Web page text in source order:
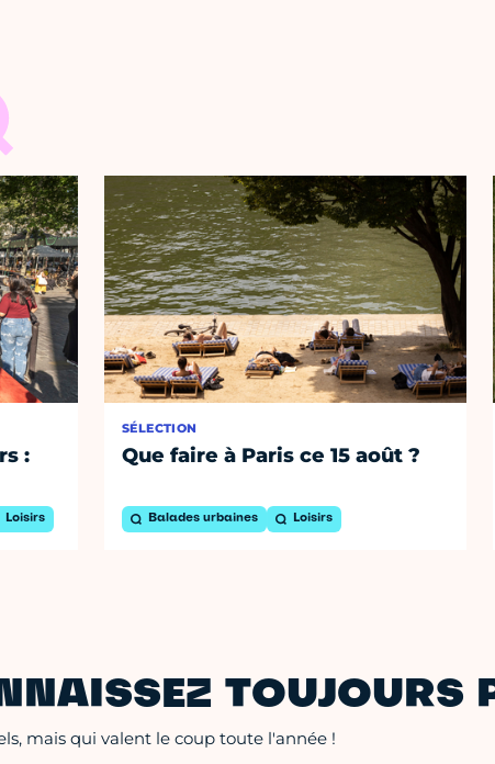
:
Loisirs
SÉLECTION
Que faire à Paris ce 15 août ?
Balades urbaines Loisirs
TOUJOURS
mais qui valent le coup toute l'année !